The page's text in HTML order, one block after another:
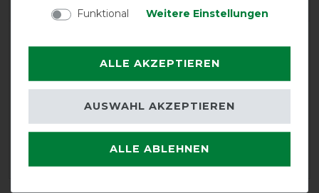
06.02.2026
Tolle Decke. Der Halsausschnitt ist super gemacht. Nur
05.01.2021
Einzige Decke die nicht am Widerrist drückt!!!
Funktional
Weitere Einstellungen
ALLE AKZEPTIEREN
ALLE ABLEHNEN
AUSWAHL AKZEPTIEREN